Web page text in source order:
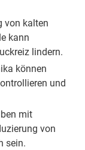
von kalten
kann
lindern.
können
und
mit
von
sein.